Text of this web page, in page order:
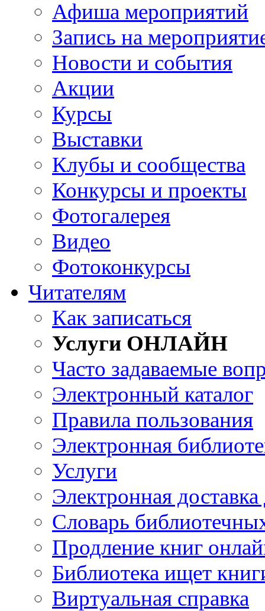
Афиша мероприятий
Запись на
Новости и события
Акции
Курсы
Выставки
Клубы и сообщества
Конкурсы и проекты
Фотогалерея
Видео
Фотоконкурсы
Читателям
Как записаться
Услуги ОНЛАЙН
Часто задаваемые
Электронный каталог
Правила пользования
Электронная
Услуги
Электронная
Словарь
Продление книг
Библиотека ищет
Виртуальная справка